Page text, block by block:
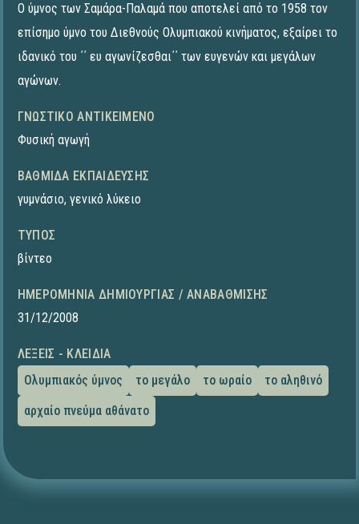
Ο ύμνος των Σαμάρα-Παλαμά που αποτελεί από το 1958 τον
επίσημο ύμνο του Διεθνούς Ολυμπιακού κινήματος, εξαίρει το
ιδανικό του ΄΄ ευ αγωνίζεσθαι΄΄ των ευγενών και μεγάλων
αγώνων.
ΓΝΩΣΤΙΚΌ ΑΝΤΙΚΕΊΜΕΝΟ
Φυσική αγωγή
ΒΑΘΜΊΔΑ ΕΚΠΑΊΔΕΥΣΗΣ
γυμνάσιο, γενικό λύκειο
ΤΎΠΟΣ
βίντεο
ΗΜΕΡΟΜΗΝΊΑ ΔΗΜΙΟΥΡΓΊΑΣ / ΑΝΑΒΆΘΜΙΣΗΣ
31/12/2008
ΛΈΞΕΙΣ - ΚΛΕΙΔΙΆ
Ολυμπιακός ύμνος
το μεγάλο το ωραίο
το αληθινό
αρχαίο πνεύμα αθάνατο